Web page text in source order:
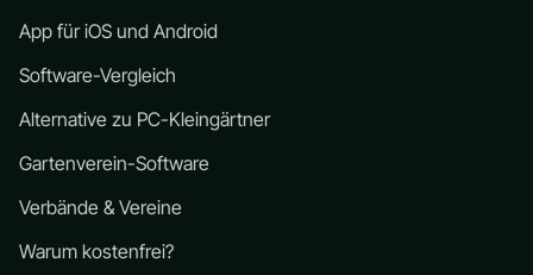
App für iOS und Android
Software-Vergleich
Alternative zu PC-Kleingärtner
Gartenverein-Software
Verbände & Vereine
Warum kostenfrei?